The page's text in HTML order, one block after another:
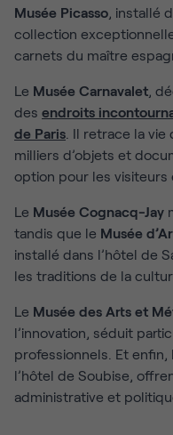
Musée Picasso, installé
collection
carnets du maître
Le Musée Carnavalet,
des endroits
de Paris . Il retrace la
milliers d’objets et
option pour les visiteurs
Le Musée Cognacq-Jay
tandis que le Musée
installé dans l’hôtel de
les traditions de la
Le Musée des Arts et
l’innovation, séduit
professionnels. Et enfin,
l’hôtel de Soubise,
administrative et